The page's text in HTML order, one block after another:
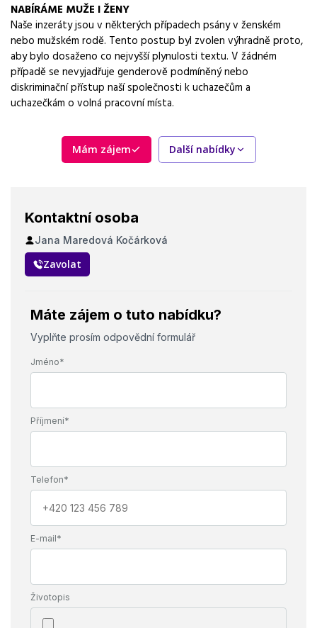
NABÍRÁME MUŽE I ŽENY
Naše inzeráty jsou v některých případech psány v ženském
nebo mužském rodě. Tento postup byl zvolen výhradně proto,
aby bylo dosaženo co nejvyšší plynulosti textu. V žádném
případě se nevyjadřuje genderově podmíněný nebo
diskriminační přístup naší společnosti k uchazečům a
uchazečkám o volná pracovní místa.
Mám zájem Další nabídky
Kontaktní osoba
Jana Maredová Kočárková
Zavolat
Máte zájem o tuto nabídku?
Vyplňte prosím odpovědní formulář
Jméno*
Příjmení*
Telefon*
E-mail*
Životopis